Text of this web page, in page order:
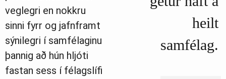
heilt
samfélag.
veglegri en nokkru
sinni fyrr og jafnframt
sýnilegri í samfélaginu
þannig að hún hljóti
fastan sess í félagslífi